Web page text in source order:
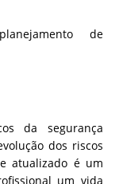
de
da segurança
dos riscos
atualizado é um
um vida